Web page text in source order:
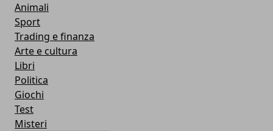
Animali
Sport
Trading e finanza
Arte e cultura
Libri
Politica
Giochi
Test
Misteri